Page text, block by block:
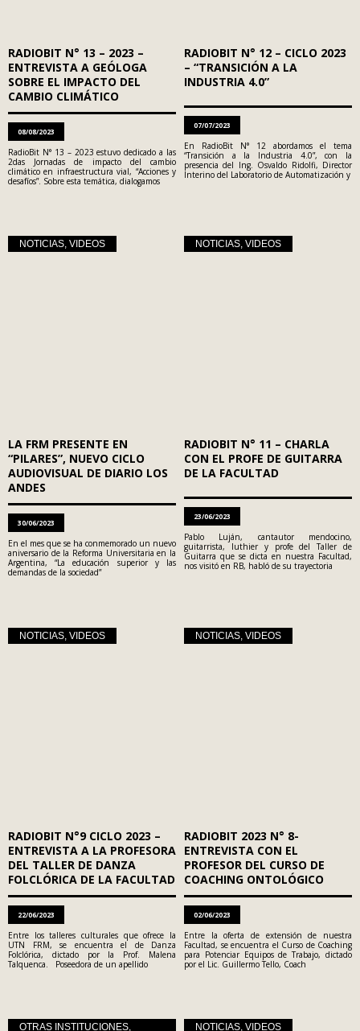
RADIOBIT N° 13 – 2023 –
ENTREVISTA A GEÓLOGA
SOBRE EL IMPACTO DEL
CAMBIO CLIMÁTICO
08/08/2023
RadioBit N° 13 – 2023 estuvo dedicado a las
2das Jornadas de impacto del cambio
climático en infraestructura vial, “Acciones y
desafíos”. Sobre esta temática, dialogamos
RADIOBIT N° 12 – CICLO 2023
– “TRANSICIÓN A LA
INDUSTRIA 4.0”
07/07/2023
En RadioBit N° 12 abordamos el tema
“Transición a la Industria 4.0”, con la
presencia del Ing. Osvaldo Ridolfi, Director
Interino del Laboratorio de Automatización y
NOTICIAS, VIDEOS
LA FRM PRESENTE EN
“PILARES”, NUEVO CICLO
AUDIOVISUAL DE DIARIO LOS
ANDES
30/06/2023
En el mes que se ha conmemorado un nuevo
aniversario de la Reforma Universitaria en la
Argentina, “La educación superior y las
demandas de la sociedad”
NOTICIAS, VIDEOS
RADIOBIT N° 11 – CHARLA
CON EL PROFE DE GUITARRA
DE LA FACULTAD
23/06/2023
Pablo Luján, cantautor mendocino,
guitarrista, luthier y profe del Taller de
Guitarra que se dicta en nuestra Facultad,
nos visitó en RB, habló de su trayectoria
NOTICIAS, VIDEOS
RADIOBIT N°9 CICLO 2023 –
ENTREVISTA A LA PROFESORA
DEL TALLER DE DANZA
FOLCLÓRICA DE LA FACULTAD
22/06/2023
Entre los talleres culturales que ofrece la
UTN FRM, se encuentra el de Danza
Folclórica, dictado por la Prof. Malena
Talquenca. Poseedora de un apellido
NOTICIAS, VIDEOS
RADIOBIT 2023 N° 8-
ENTREVISTA CON EL
PROFESOR DEL CURSO DE
COACHING ONTOLÓGICO
02/06/2023
Entre la oferta de extensión de nuestra
Facultad, se encuentra el Curso de Coaching
para Potenciar Equipos de Trabajo, dictado
por el Lic. Guillermo Tello, Coach
OTRAS INSTITUCIONES, NOTICIAS, VIDEOS